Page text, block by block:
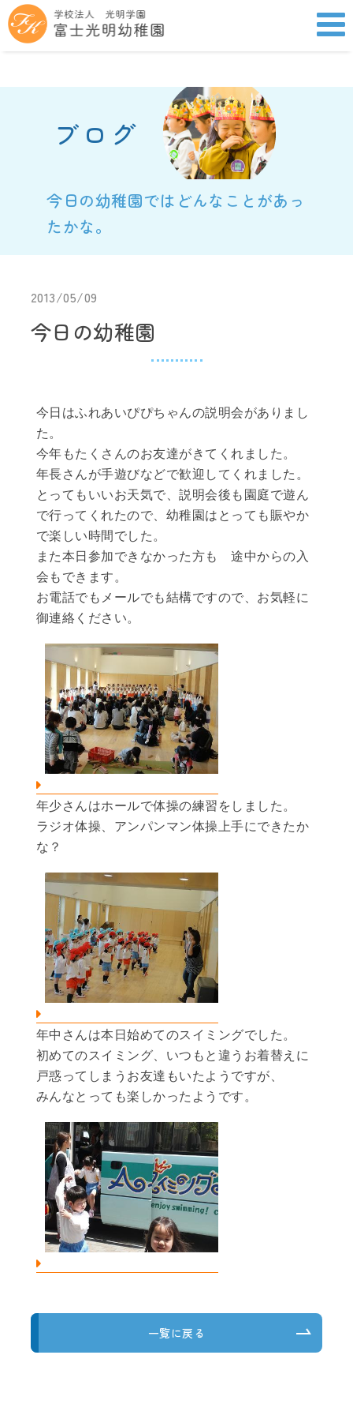
ブログ
今日の幼稚園ではどんなことがあっ
たかな。
2013/05/09
今日の幼稚園
今日はふれあいぴぴちゃんの説明会がありまし
た。
今年もたくさんのお友達がきてくれました。
年長さんが手遊びなどで歓迎してくれました。
とってもいいお天気で、説明会後も園庭で遊ん
で行ってくれたので、幼稚園はとっても賑やか
で楽しい時間でした。
また本日参加できなかった方も 途中からの入
会もできます。
お電話でもメールでも結構ですので、お気軽に
御連絡ください。
年少さんはホールで体操の練習をしました。
ラジオ体操、アンパンマン体操上手にできたか
な？
年中さんは本日始めてのスイミングでした。
初めてのスイミング、いつもと違うお着替えに
戸惑ってしまうお友達もいたようですが、
みんなとっても楽しかったようです。
一覧に戻る